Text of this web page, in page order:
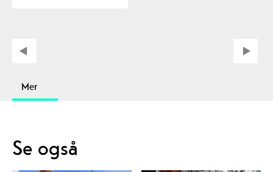
Mer
Se også